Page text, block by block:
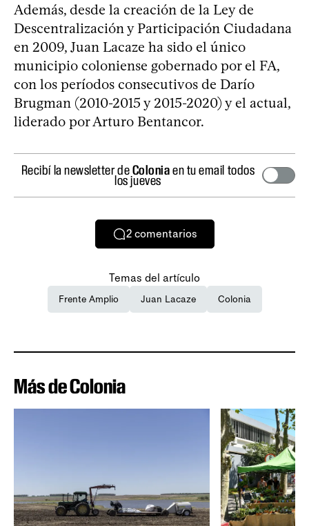
Además, desde la creación de la Ley de
Descentralización y Participación Ciudadana
en 2009, Juan Lacaze ha sido el único
municipio coloniense gobernado por el FA,
con los períodos consecutivos de Darío
Brugman (2010-2015 y 2015-2020) y el actual,
liderado por Arturo Bentancor.
Recibí la newsletter deColoniaen tu email todos
los jueves
2 comentarios
Temas del artículo
Frente Amplio Juan Lacaze Colonia
Más de Colonia